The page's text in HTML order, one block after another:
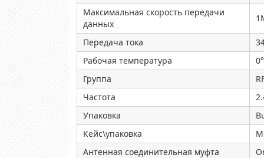
Максимальная скорость передачи
данных
Передача тока
Рабочая температура
Группа
Частота
Упаковка
Кейс\упаковка
Антенная соединительная муфта